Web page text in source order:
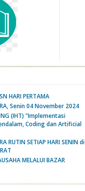
HARI PERTAMA
Senin 04 November 2024
(IHT) "Implementasi
Coding dan Artificial
RUTIN SETIAP HARI SENIN di
MELALUI BAZAR